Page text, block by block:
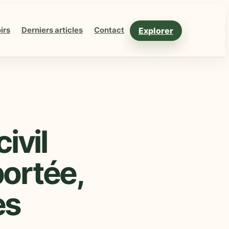
Derniers articles Contact Explorer